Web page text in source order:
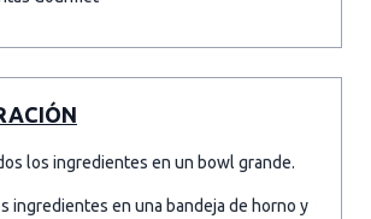
los ingredientes en un bowl grande.
ingredientes en una bandeja de horno y